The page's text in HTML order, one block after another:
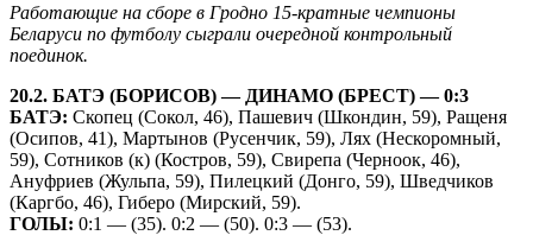
Работающие на сборе в Гродно 15-кратные чемпионы
Беларуси по футболу сыграли очередной контрольный
поединок.
20.2. БАТЭ (БОРИСОВ) — ДИНАМО (БРЕСТ) — 0:3
БАТЭ: Скопец (Сокол, 46), Пашевич (Шкондин, 59), Ращеня
(Осипов, 41), Мартынов (Русенчик, 59), Лях (Нескоромный,
59), Сотников (к) (Костров, 59), Свирепа (Черноок, 46),
Ануфриев (Жульпа, 59), Пилецкий (Донго, 59), Шведчиков
(Каргбо, 46), Гиберо (Мирский, 59).
ГОЛЫ: 0:1 — (35). 0:2 — (50). 0:3 — (53).